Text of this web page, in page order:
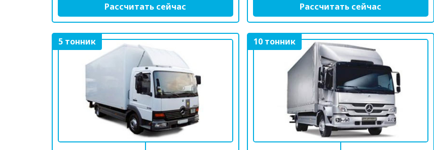
Рассчитать сейчас Рассчитать сейчас
5 тонник 10 тонник